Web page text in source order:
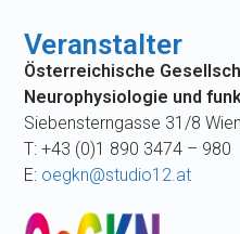
Veranstalter
Österreichische
Neurophysiologie und
Siebensterngasse 31/8 Wien
T: +43 (0)1 890 3474 – 980
E: oegkn@studio12.at